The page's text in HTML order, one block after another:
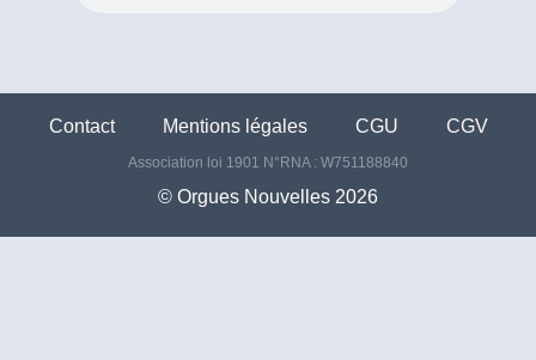
©️ Orgues Nouvelles 2026
Association loi 1901 N°RNA : W751188840
Contact Mentions légales CGU CGV